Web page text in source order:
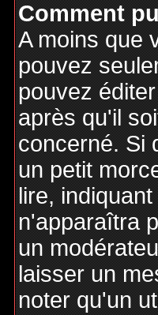
Comment
A moins que
pouvez
pouvez
après qu'il
concerné. Si
un petit
lire,
n'apparaîtra
un
laisser un
noter qu'un